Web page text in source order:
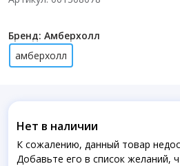
Бренд: Амберхолл
амберхолл
Нет в наличии
К сожалению, данный товар
Добавьте его в список желаний,